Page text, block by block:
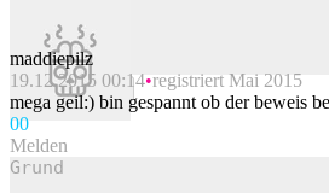
Beitrag melden
maddiepilz
19.12.2015 00:14 registriert Mai 2015
mega geil:) bin gespannt ob der beweis
00
Melden